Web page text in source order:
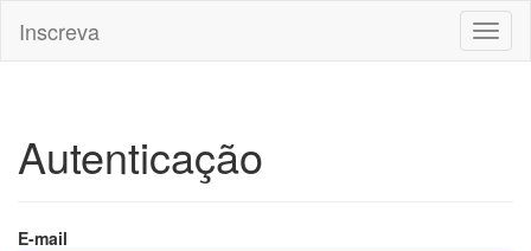
Inscreva
Autenticação
E-mail